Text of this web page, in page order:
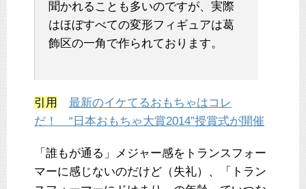
聞かれることも多いのですが、実際
はほぼすべての変形フィギュアは葛
飾区の一角で作られております。
引用
最新のイケてるおもちゃはコレ
だ！ “日本おもちゃ大賞2014”授賞式が開催
「誰もが通る」メジャー感をトランスフォー
マーに感じないのだけど（失礼）、「トラン